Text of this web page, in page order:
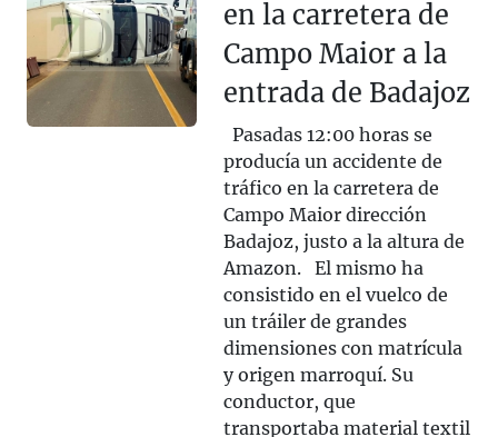
en la carretera de
Campo Maior a la
entrada de Badajoz
Pasadas 12:00 horas se
producía un accidente de
tráfico en la carretera de
Campo Maior dirección
Badajoz, justo a la altura de
Amazon. El mismo ha
consistido en el vuelco de
un tráiler de grandes
dimensiones con matrícula
y origen marroquí. Su
conductor, que
transportaba material textil